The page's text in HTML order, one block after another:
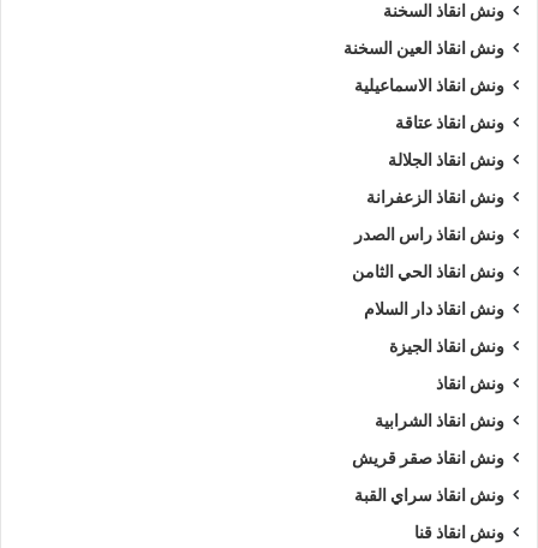
ونش انقاذ السخنة
ونش انقاذ العين السخنة
ونش انقاذ الاسماعيلية
ونش انقاذ عتاقة
ونش انقاذ الجلالة
ونش انقاذ الزعفرانة
ونش انقاذ راس الصدر
ونش انقاذ الحي الثامن
ونش انقاذ دار السلام
ونش انقاذ الجيزة
ونش انقاذ
ونش انقاذ الشرابية
ونش انقاذ صقر قريش
ونش انقاذ سراي القبة
ونش انقاذ قنا